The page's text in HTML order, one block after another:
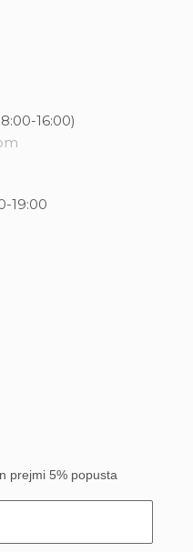
16:00)
19:00
prejmi 5% popusta